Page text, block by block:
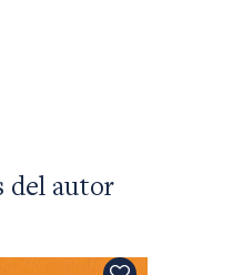
del autor